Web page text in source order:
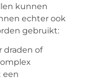
kunnen
echter ook
gebruikt:
draden of
een